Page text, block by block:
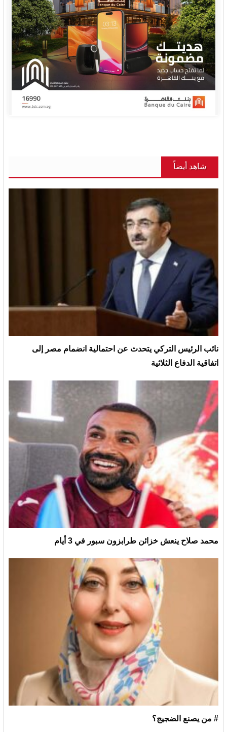
شاهد أيضاً
نائب الرئيس التركي يتحدث عن احتمالية انضمام مصر إلى
اتفاقية الدفاع الثلاثية
محمد صلاح ينعش خزائن طرابزون سبور في 3 أيام
# من يصنع الضجيج؟